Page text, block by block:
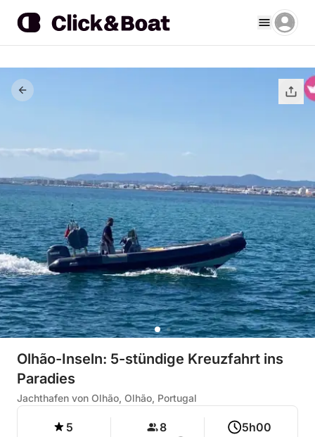
Olhão-Inseln: 5-stündige Kreuzfahrt ins
Paradies
Jachthafen von Olhão, Olhão, Portugal
5 8 5h00